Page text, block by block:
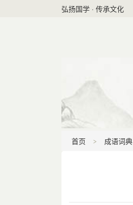
弘扬国学 · 传承文化
首页 成语词典